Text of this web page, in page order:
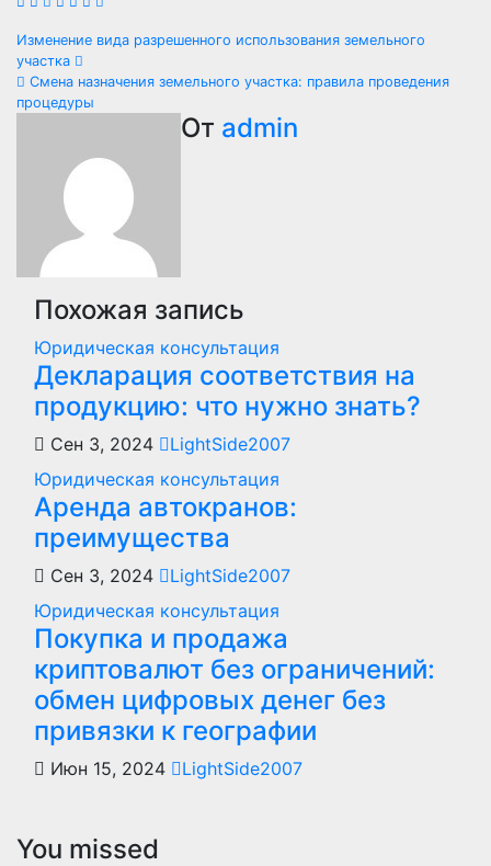
Навигация
по
Изменение вида разрешенного использования земельного
участка
Смена назначения земельного участка: правила проведения
процедуры
От admin
Похожая запись
Юридическая консультация
Декларация соответствия на
продукцию: что нужно знать?
Сен 3, 2024
LightSide2007
Юридическая консультация
Аренда автокранов:
преимущества
Сен 3, 2024
LightSide2007
Юридическая консультация
Покупка и продажа
криптовалют без ограничений:
обмен цифровых денег без
привязки к географии
Июн 15, 2024 LightSide2007
You missed